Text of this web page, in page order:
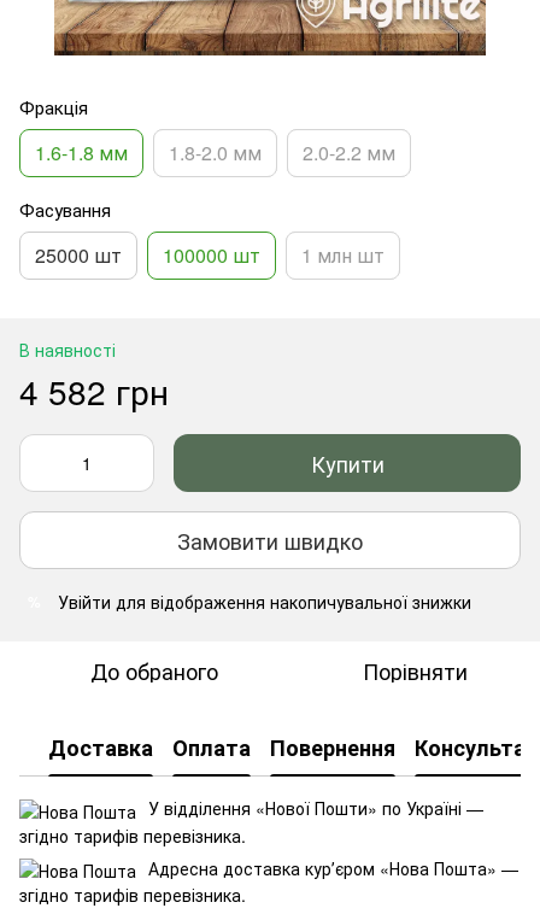
Фракція
1.6-1.8 мм 1.8-2.0 мм 2.0-2.2 мм
Фасування
25000 шт 100000 шт 1 млн шт
В наявності
4 582 грн
Купити
Замовити швидко
Увійти для відображення накопичувальної знижки
До обраного Порівняти
Доставка Оплата Повернення
У відділення «Нової Пошти» по Україні —
згідно тарифів перевізника.
Адресна доставка курʼєром «Нова Пошта» —
згідно тарифів перевізника.